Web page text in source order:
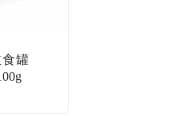
食罐